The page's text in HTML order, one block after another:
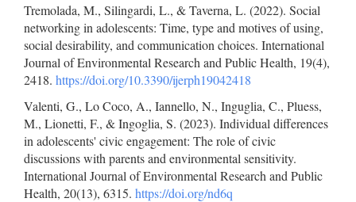
Tremolada, M., Silingardi, L., & Taverna, L. (2022). Social
networking in adolescents: Time, type and motives of using,
social desirability, and communication choices. International
Journal of Environmental Research and Public Health, 19(4),
2418. https://doi.org/10.3390/ijerph19042418
Valenti, G., Lo Coco, A., Iannello, N., Inguglia, C., Pluess,
M., Lionetti, F., & Ingoglia, S. (2023). Individual differences
in adolescents' civic engagement: The role of civic
discussions with parents and environmental sensitivity.
International Journal of Environmental Research and Public
Health, 20(13), 6315. https://doi.org/nd6q